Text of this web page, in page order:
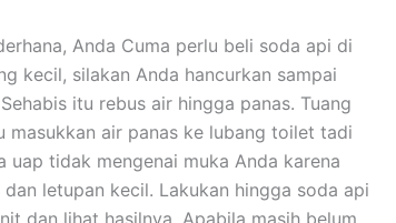
Anda Cuma perlu beli soda api di
kecil, silakan Anda hancurkan sampai
itu rebus air hingga panas. Tuang
air panas ke lubang toilet tadi
tidak mengenai muka Anda karena
letupan kecil. Lakukan hingga soda api